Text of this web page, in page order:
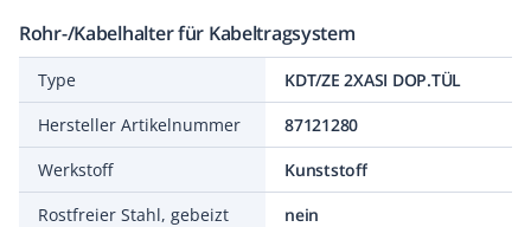
Rohr-/Kabelhalter für Kabeltragsystem
Type
KDT/ZE 2XASI DOP.TÜL
Hersteller Artikelnummer
87121280
Werkstoff
Kunststoff
Rostfreier Stahl, gebeizt
nein